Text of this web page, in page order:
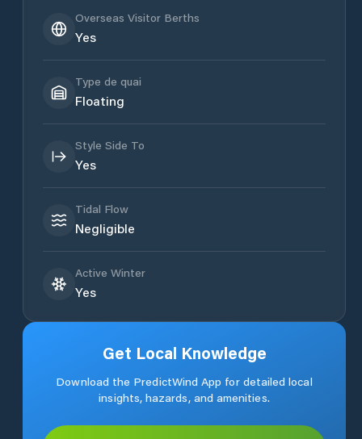
Overseas Visitor Berths
Yes
Type de quai
Floating
Style Side To
Yes
Tidal Flow
Negligible
Active Winter
Yes
Get Local Knowledge
Download the PredictWind App for detailed local
insights, hazards, and amenities.